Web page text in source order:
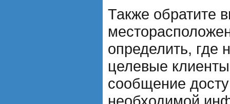
Также обратите
определить, где
целевые
сообщение